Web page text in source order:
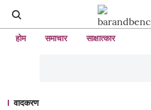
होम समाचार साक्षात्कार
वादकरण